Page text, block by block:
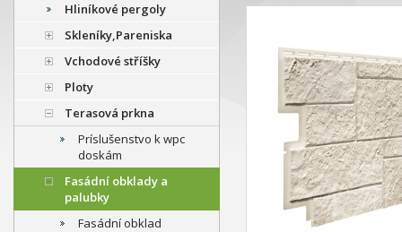
Hliníkové pergoly
Skleníky,Pareniska
Vchodové stříšky
Ploty
Terasová prkna
Príslušenstvo k wpc
doskám
Fasádní obklady a
palubky
Fasádní obklad